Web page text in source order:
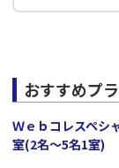
おすすめプ
Ｗｅｂコレスペ
室(2名～5名1室)